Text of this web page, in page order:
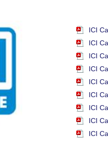
ICI
ICI
ICI
ICI
ICI
ICI
ICI
ICI
ICI